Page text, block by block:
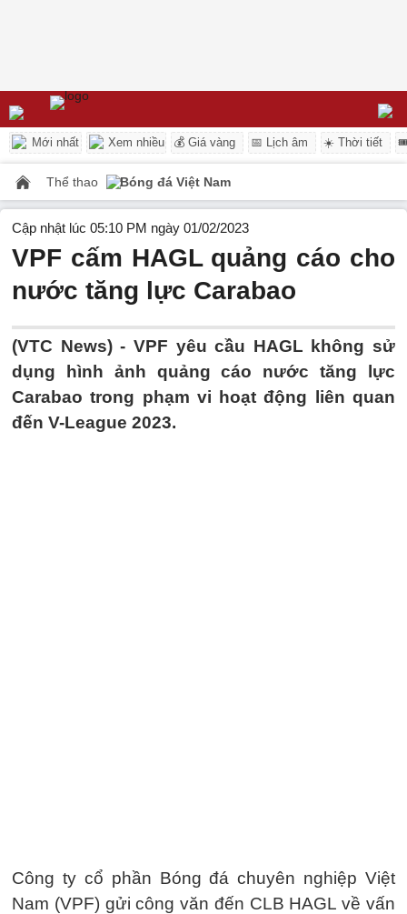
Mới nhất Xem nhiều 💰 Giá vàng 📅 Lịch âm ☀️ Thời tiết
Thể thao Bóng đá Việt Nam
Cập nhật lúc 05:10 PM ngày 01/02/2023
VPF cấm HAGL quảng cáo cho
nước tăng lực Carabao
(VTC News) - VPF yêu cầu HAGL không sử
dụng hình ảnh quảng cáo nước tăng lực
Carabao trong phạm vi hoạt động liên quan
đến V-League 2023.
Công ty cổ phần Bóng đá chuyên nghiệp Việt
Nam (VPF) gửi công văn đến CLB HAGL về vấn